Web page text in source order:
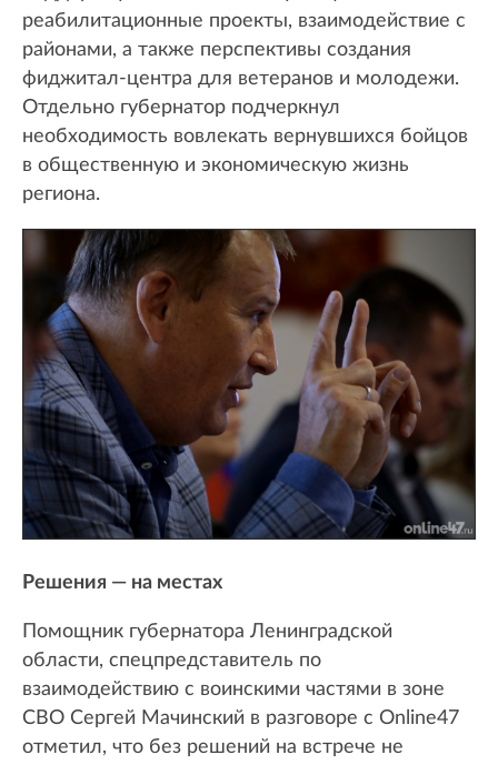
реабилитационные проекты, взаимодействие с
районами, а также перспективы создания
фиджитал-центра для ветеранов и молодежи.
Отдельно губернатор подчеркнул
необходимость вовлекать вернувшихся бойцов
в общественную и экономическую жизнь
региона.
Решения — на местах
Помощник губернатора Ленинградской
области, спецпредставитель по
взаимодействию с воинскими частями в зоне
СВО Сергей Мачинский в разговоре с Online47
отметил, что без решений на встрече не